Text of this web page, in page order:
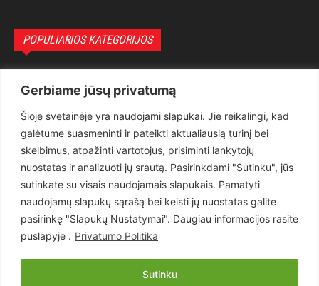
Gerbiame jūsų privatumą
Šioje svetainėje yra naudojami slapukai. Jie reikalingi, kad
galėtume suasmeninti ir pateikti aktualiausią turinį bei
skelbimus, atpažinti vartotojus, prisiminti lankytojų
nuostatas ir analizuoti jų srautą. Pasirinkdami "Sutinku", jūs
sutinkate su visais naudojamais slapukais. Pamatyti
naudojamų slapukų sąrašą bei keisti jų nuostatas galite
pasirinkę "Slapukų Nustatymai". Daugiau informacijos rasite
puslapyje . Privatumo Politika
Sutinku
POPULIARIOS KATEGORIJOS
Teisėsauga
1497
Aktualu
Lietuva
619
Pasaulis
Статьи на русском
Articles in english